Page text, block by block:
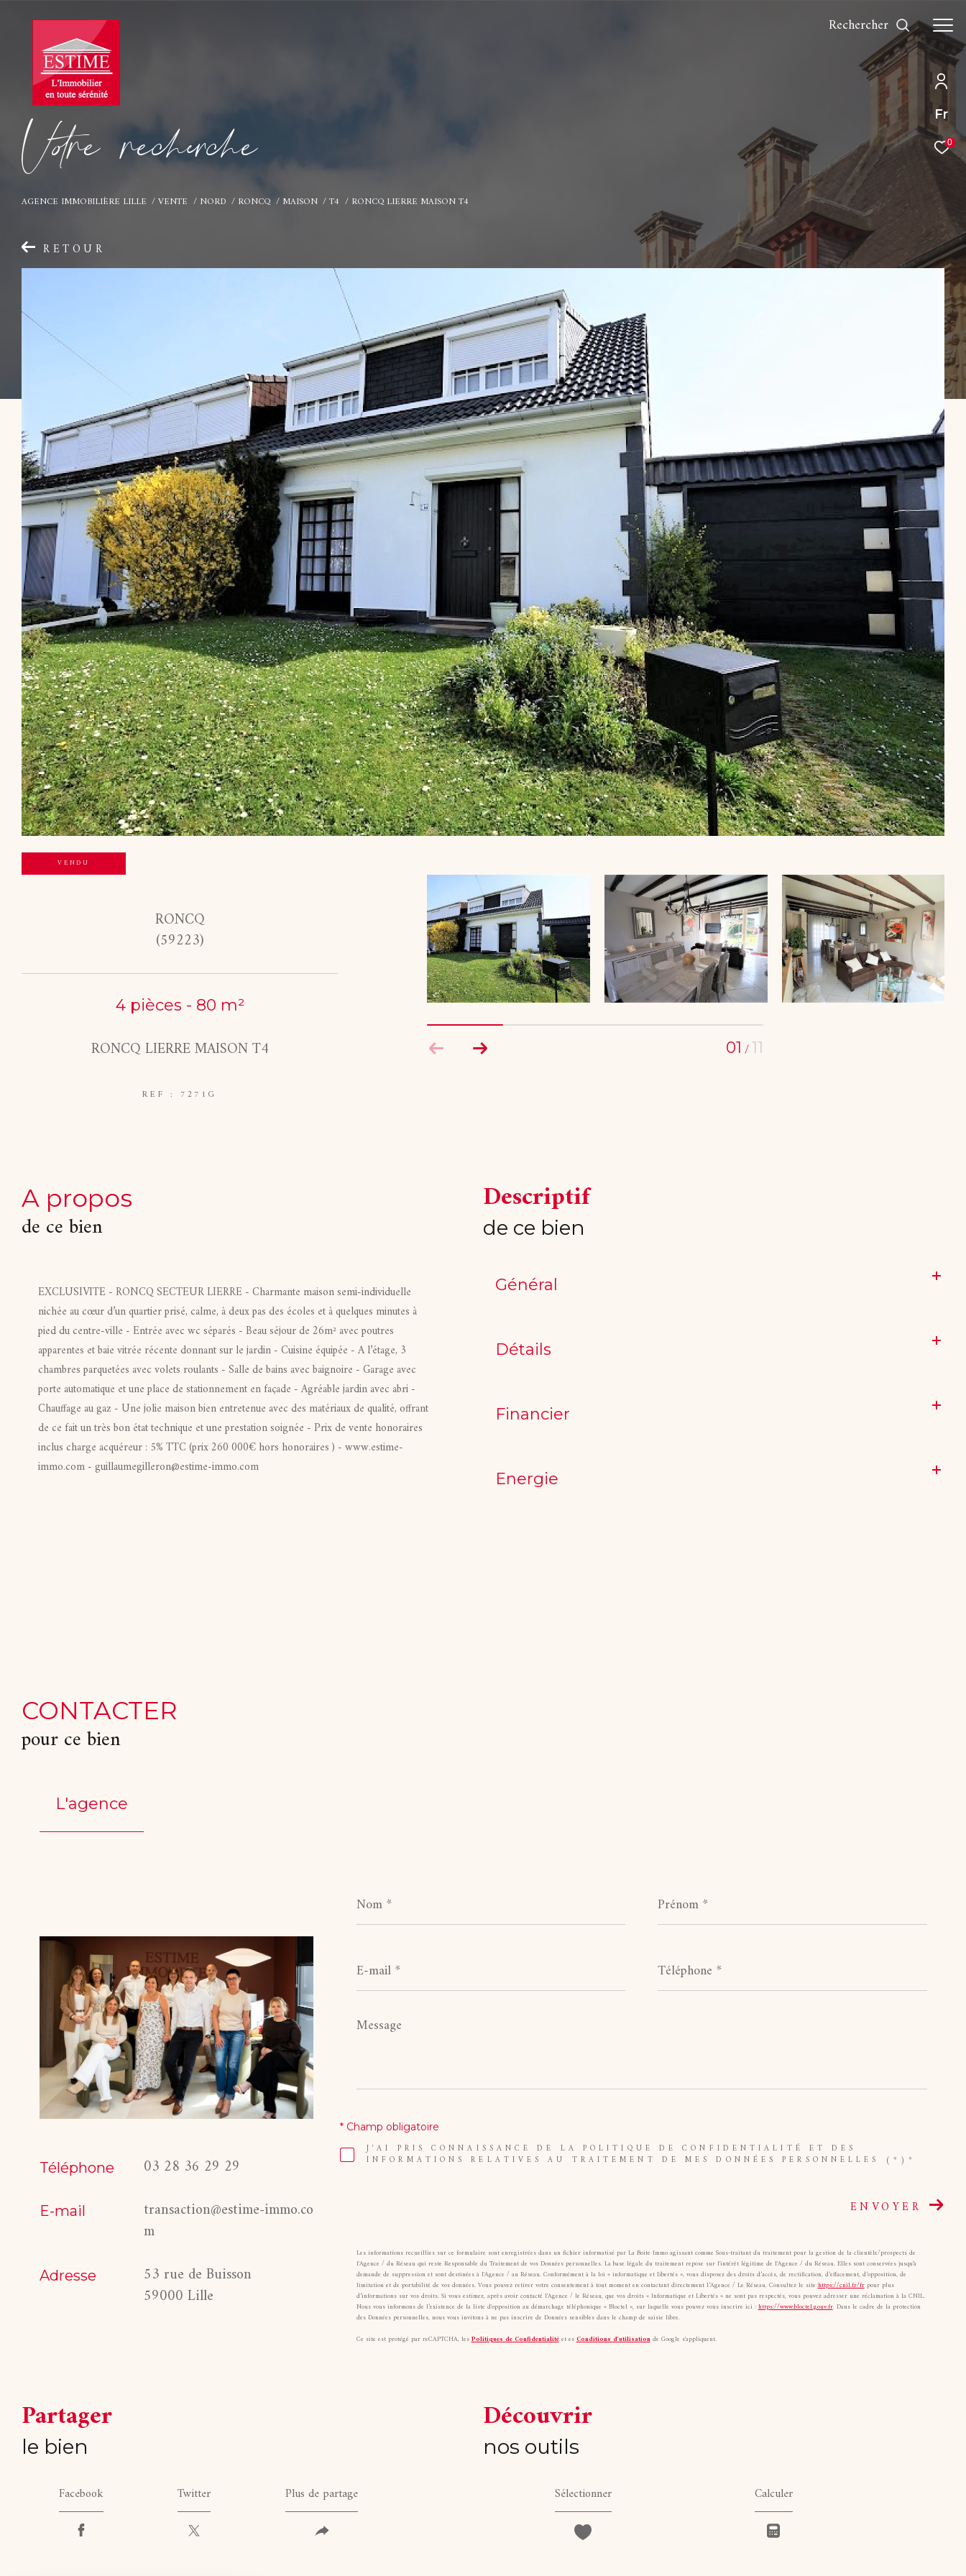
Fr
0
rechercher
Vore recece
AGENCE IMMOBILIÈRE LILLE VENTE NORD RONCQ MAISON T4 RONCQ LIERRE MAISON T4
RETOUR
VENDU
01 /11
RONCQ
(59223)
4 pièces - 80 m²
RONCQ LIERRE MAISON T4
REF : 7271G
a propos
de ce bien
EXCLUSIVITE - RONCQ SECTEUR LIERRE - Charmante maison semi-individuelle
nichée au cœur d’un quartier prisé, calme, à deux pas des écoles et à quelques minutes à
pied du centre-ville - Entrée avec wc séparés - Beau séjour de 26m² avec poutres
apparentes et baie vitrée récente donnant sur le jardin - Cuisine équipée - A l’étage, 3
chambres parquetées avec volets roulants - Salle de bains avec baignoire - Garage avec
porte automatique et une place de stationnement en façade - Agréable jardin avec abri -
Chauffage au gaz - Une jolie maison bien entretenue avec des matériaux de qualité, offrant
de ce fait un très bon état technique et une prestation soignée - Prix de vente honoraires
inclus charge acquéreur : 5% TTC (prix 260 000€ hors honoraires ) - www.estime-
immo.com - guillaumegilleron@estime-immo.com
descriptif
de ce bien
Général
Détails
Financier
Energie
CONTACTER
pour ce bien
L'agence
Téléphone 03 28 36 29 29
E-mail
transaction@estime-immo.co
m
Adresse
53 rue de Buisson
59000 Lille
* *
mail
*
*
Message
*
J'AI PRIS CONNAISSANCE DE LA POLITIQUE DE CONFIDENTIALITÉ ET DES
INFORMATIONS RELATIVES AU TRAITEMENT DE MES DONNÉES PERSONNELLES (*)*
* Champ obligatoire
ENVOYER
Les informations recueillies sur ce formulaire sont enregistrées dans un fichier informatisé par La Boite Immo agissant comme Sous-traitant du traitement pour la gestion de la clientèle/prospects de
l'Agence / du Réseau qui reste Responsable du Traitement de vos Données personnelles. La base légale du traitement repose sur l'intérêt légitime de l'Agence / du Réseau. Elles sont conservées jusqu'à
demande de suppression et sont destinées à l'Agence / au Réseau. Conformément à la loi « informatique et libertés », vous disposez des droits d’accès, de rectification, d’effacement, d’opposition, de
limitation et de portabilité de vos données. Vous pouvez retirer votre consentement à tout moment en contactant directement l’Agence / Le Réseau. Consultez le sitehttps://cnil.fr/frpour plus
d’informations sur vos droits. Si vous estimez, après avoir contacté l'Agence / le Réseau, que vos droits « Informatique et Libertés » ne sont pas respectés, vous pouvez adresser une réclamation à la CNIL.
Nous vous informons de l’existence de la liste d'opposition au démarchage téléphonique « Bloctel », sur laquelle vous pouvez vous inscrire ici :https://www.bloctel.gouv.fr. Dans le cadre de la protection
des Données personnelles, nous vous invitons à ne pas inscrire de Données sensibles dans le champ de saisie libre.
Ce site est protégé par reCAPTCHA, lesPolitiques de Confidentialitéet esConditions d'utilisationde Google s'appliquent.
partager
le bien
Facebook Twitter Plus de partage
découvrir
nos outils
Sélectionner Calculer